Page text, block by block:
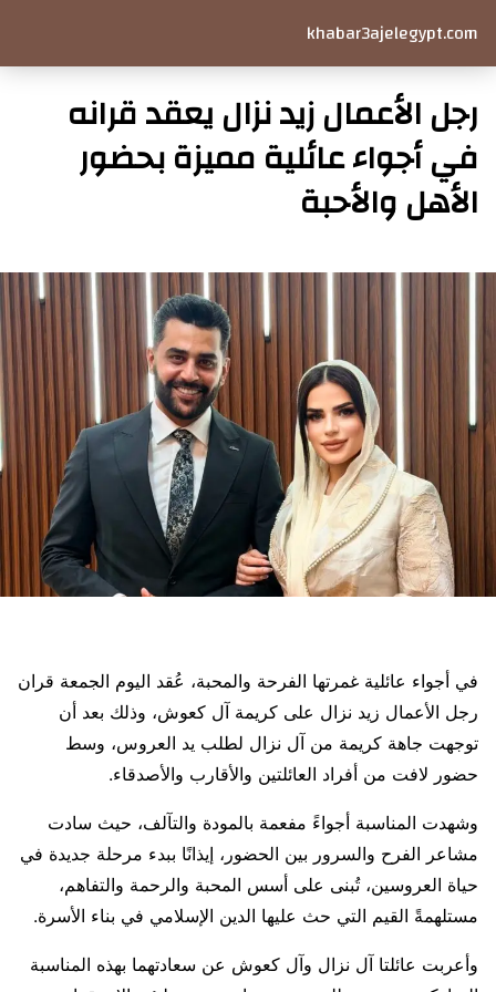
khabar3ajelegypt.com
رجل الأعمال زيد نزال يعقد قرانه
في أجواء عائلية مميزة بحضور
الأهل والأحبة
في أجواء عائلية غمرتها الفرحة والمحبة، عُقد اليوم الجمعة قران
رجل الأعمال زيد نزال على كريمة آل كعوش، وذلك بعد أن
توجهت جاهة كريمة من آل نزال لطلب يد العروس، وسط
حضور لافت من أفراد العائلتين والأقارب والأصدقاء.
وشهدت المناسبة أجواءً مفعمة بالمودة والتآلف، حيث سادت
مشاعر الفرح والسرور بين الحضور، إيذانًا ببدء مرحلة جديدة في
حياة العروسين، تُبنى على أسس المحبة والرحمة والتفاهم،
مستلهمةً القيم التي حث عليها الدين الإسلامي في بناء الأسرة.
وأعربت عائلتا آل نزال وآل كعوش عن سعادتهما بهذه المناسبة